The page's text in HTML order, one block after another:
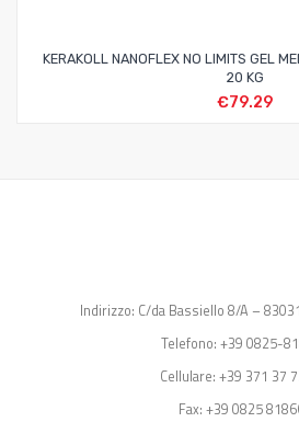
KERAKOLL NANOFLEX NO LIMITS GEL
20 KG
€79.29
Indirizzo: C/da Bassiello 8/A –
Telefono: +39 0825-
Cellulare: +39 371 37
Fax: +39 0825